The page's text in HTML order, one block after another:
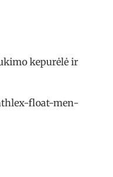
kepurėlė ir
float-men-